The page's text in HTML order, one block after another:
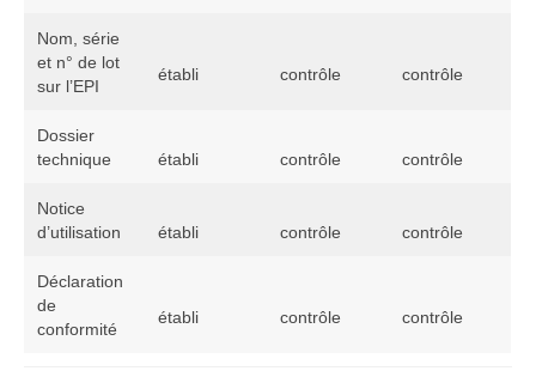
Nom, série
et n° de lot
sur l’EPI
établi contrôle contrôle
Dossier
technique
établi contrôle contrôle
Notice
d’utilisation
établi contrôle contrôle
Déclaration
de
conformité
établi contrôle contrôle